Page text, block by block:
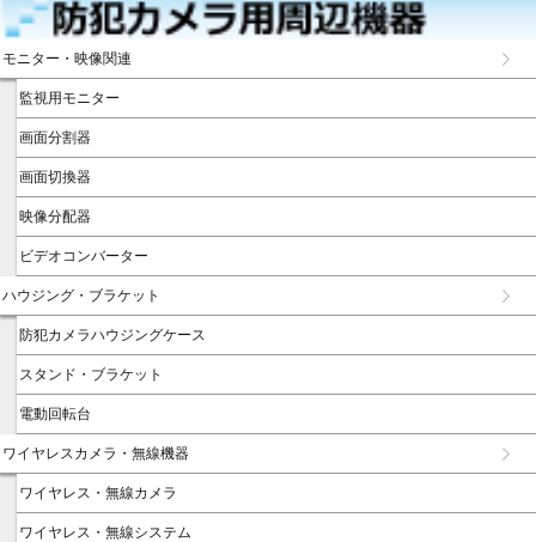
モニター・映像関連
監視用モニター
画面分割器
画面切換器
映像分配器
ビデオコンバーター
ハウジング・ブラケット
防犯カメラハウジングケース
スタンド・ブラケット
電動回転台
ワイヤレスカメラ・無線機器
ワイヤレス・無線カメラ
ワイヤレス・無線システム